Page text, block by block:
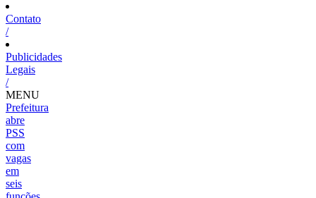
Contato
/
Publicidades
Legais
/
MENU
Prefeitura
abre
PSS
com
vagas
em
seis